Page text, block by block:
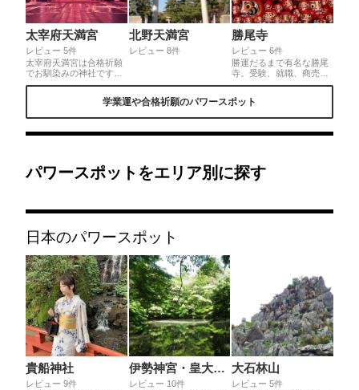
太宰府天満宮
レビュー 5件
太宰府天満宮は合格祈願
でお馴染みの神社です
が、この大雪の中、季節
桃色のおみくじが鮮や
み取ろうという多くの受
容易にアクセスできま
す。また、広い駐車場も
北野天満宮
レビュー 8件
勝尾寺
レビュー 6件
勝運だるまで有名な勝尾
寺。受験、就職、商売な
ど、あらゆる場面での勝
人々が訪れます。沢山の
学業運や合格祈願のパワースポット
パワースポットをエリア別に探す
日本のパワースポット
貴船神社
レビュー 9件
伊勢神宮・皇大神宮
レビュー 10件
大石林山
レビュー 5件